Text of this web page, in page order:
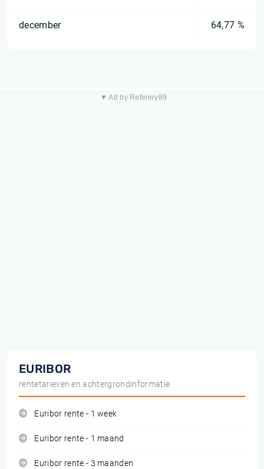
december 64,77 %
▼ Ad by Refinery89
EURIBOR
rentetarieven en achtergrondinformatie
Euribor rente - 1 week
Euribor rente - 1 maand
Euribor rente - 3 maanden